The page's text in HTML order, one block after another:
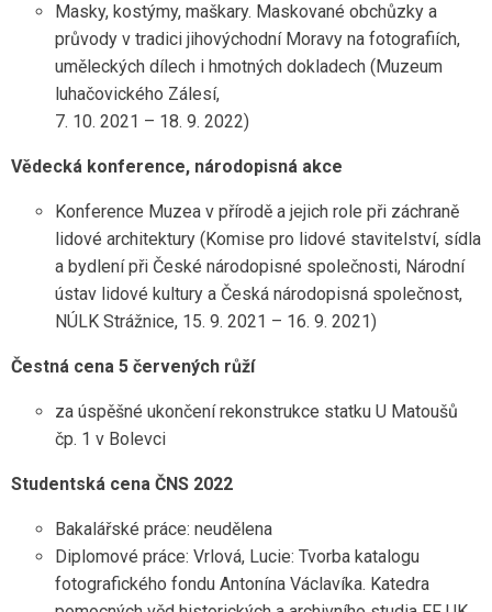
Masky, kostýmy, maškary. Maskované obchůzky a
průvody v tradici jihovýchodní Moravy na fotografiích,
uměleckých dílech i hmotných dokladech (Muzeum
luhačovického Zálesí,
7. 10. 2021 – 18. 9. 2022)
Vědecká konference, národopisná akce
Konference Muzea v přírodě a jejich role při záchraně
lidové architektury (Komise pro lidové stavitelství, sídla
a bydlení při České národopisné společnosti, Národní
ústav lidové kultury a Česká národopisná společnost,
NÚLK Strážnice, 15. 9. 2021 – 16. 9. 2021)
Čestná cena 5 červených růží
za úspěšné ukončení rekonstrukce statku U Matoušů
čp. 1 v Bolevci
Studentská cena ČNS 2022
Bakalářské práce: neudělena
Diplomové práce: Vrlová, Lucie: Tvorba katalogu
fotografického fondu Antonína Václavíka. Katedra